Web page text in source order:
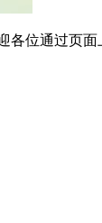
位通过页面